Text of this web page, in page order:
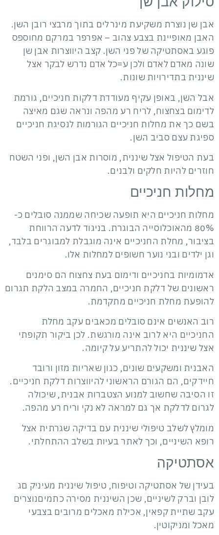
אבן שן נוצרת משקיעת מינרלים בתוך מרבצי רובן השן.
האבן מאופיינת בצבע צהוב – אפרפר במרקם מחוספס
פוגע באסתטיקה של פני השן. קצב היווצרות אבן שן
שונה מאדם לאדם ולכן ע=כל אדם נדרש לבקר אצל
שיננית בתדירויות שונות.
אבל השן, באופן עקיף מעודדת דלקות חניכיים, גורמת
לדימום בצחצוח, לריח רע מהפה ונראה שגם מאיצה
בשם כך את מחלות חניכיים הגורמות לנסיגת חניכיים
ספיגת עצם סביב השן.
בעת הטיפול אצל שיננית, מוסרות אבן השן, ופני השטח
חוזרים להיות חלקים ולבנים.
מחלות חניכיים
מחלות חניכיים היא תופעה שכיחה שממנה סובלים כ-
80% מהאוכלוסייה הבוגרת. בניגוד לדעה הרווחת
בציבור, מחלת החניכיים אינה מוגבלת למבוגרים בלבד,
וגן ילדים ובני נוער חשופים למחלות אלו.
אדמומיות בחניכיים ודימום בעת צחצוח הם סימנים
ראשונים של דלקת חניכיים, החמרה במצב הלקת תגרום
להופעת מחלת חניכיים מתקדמת.
רוב האנשים אינם סובלים מכאבים עקב מחלת
החניכיים היא לרוב אינה מורגשת. לכן ביקור תקופתי
אצל שיננית יכול להתריע על קיומה.
האבנית ומשקעים שונים, כגון שאריות מזון ורובד
חיידקים, הם הגורם הראשוני להיווצרות דלקת חניכיים.
זו הסיבה שחשוב למנוע הצטברות אבנית, שיכולה
לגרום לדלקת אך גם למראה לא נקי וריח רע מהפה.
מומלץ לשלב טיפולי שיננית עם בדיקה שגרתית אצל
רופא השיניים, וכך לאתר בעיות בשלב ההתחלתי.
אסתטיקה
בעידן של אסתטיקה וטיפוח, טיפול שיננית מעיניק םג
לובן וברק לשיניים, שכן השיננית מסירה כתמיםנוצרים
עקב שתיית קפאין, אכילת מאכלים מרובים בצבעי
מאכל ומניקוטין.